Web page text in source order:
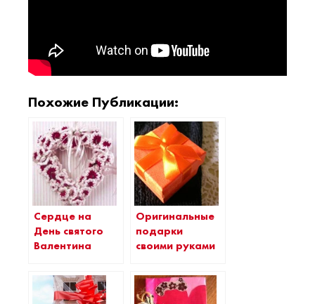
Похожие Публикации:
Сердце на
День святого
Валентина
Оригинальные
подарки
своими руками